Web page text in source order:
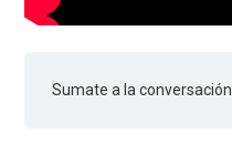
Sumate a la conversación.